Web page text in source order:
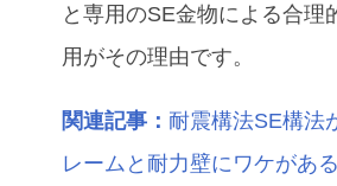
と専用のSE金物による合
用がその理由です。
関連記事： 耐震構法SE構法
レームと耐力壁にワケがある